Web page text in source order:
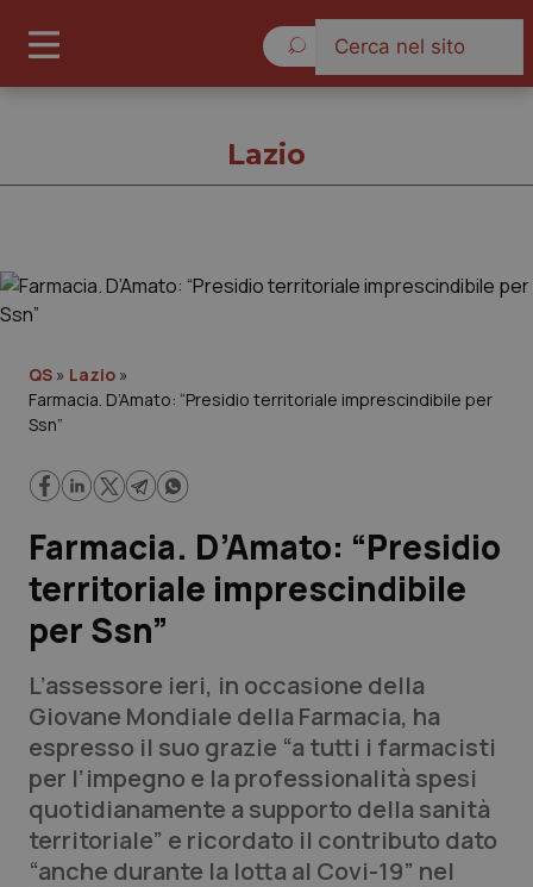
Governo e Parlamento
Regioni e Asl
Lavoro e Professioni
Scienza e Farmaci
Studi e Analisi
Lettere al direttore
Edizioni Regionali
QS Pro
Lazio
QS » Lazio »
Farmacia. D’Amato: “Presidio territoriale imprescindibile per
Ssn”
Farmacia. D’Amato: “Presidio
territoriale imprescindibile
per Ssn”
L’assessore ieri, in occasione della
Giovane Mondiale della Farmacia, ha
espresso il suo grazie “a tutti i farmacisti
per l’impegno e la professionalità spesi
quotidianamente a supporto della sanità
territoriale” e ricordato il contributo dato
“anche durante la lotta al Covi-19” nel